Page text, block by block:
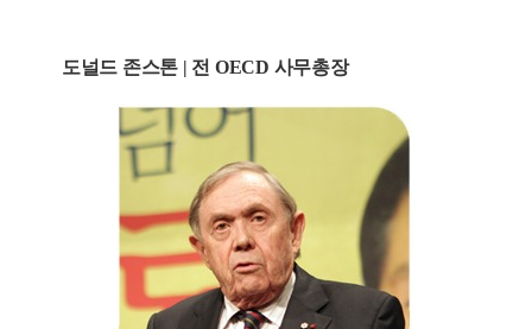
도널드 존스톤 | 전 OECD 사무총장